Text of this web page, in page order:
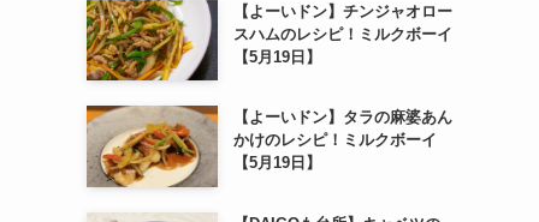
【よーいドン】チンジャオロー
スハムのレシピ！ミルクボーイ
【5月19日】
【よーいドン】タラの麻婆あん
かけのレシピ！ミルクボーイ
【5月19日】